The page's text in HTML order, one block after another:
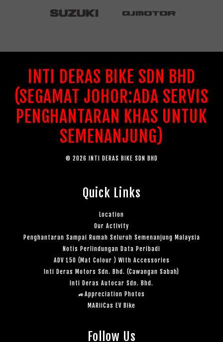
INTI DERAS BIKE SDN BHD
(SEGAMAT JOHOR:ADA SERVIS
PENGHANTARAN KHAS UNTUK
SEMENANJUNG)
© 2026 INTI DERAS BIKE SDN BHD
Quick Links
Location
Our Activity
Penghantaran Sampai Rumah Seluruh Semenanjung Malaysia
Notis Perlindungan Data Peribadi
ADV 150 (Mat Colour ) With Accessories
Inti Deras Motors Sdn. Bhd. (Cawangan Sabah)
Inti Deras Autocar Sdn. Bhd.
🚙Appreciation Photos
MARiiCas EV Bike
Follow Us